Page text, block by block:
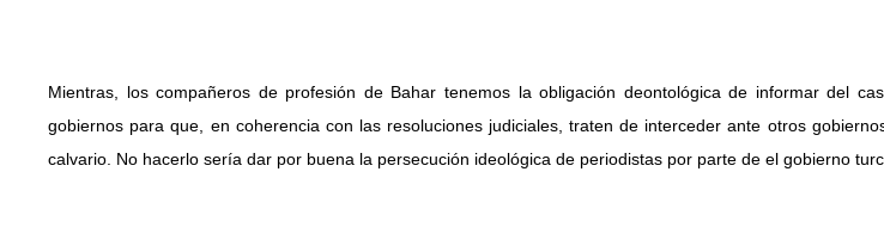
Mientras, los compañeros de profesión de Bahar tenemos la obligación deontológica de informar del
gobiernos para que, en coherencia con las resoluciones judiciales, traten de interceder ante otros
calvario. No hacerlo sería dar por buena la persecución ideológica de periodistas por parte de el gobierno